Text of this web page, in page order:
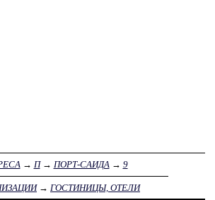
→ П→ ПОРТ-САИДА→ 9
→ ГОСТИНИЦЫ, ОТЕЛИ